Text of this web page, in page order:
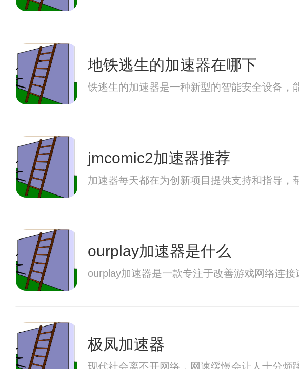
地铁逃生的加速器在哪下
铁逃生的加速器是一种新型的智能安全设备
jmcomic2加速器推荐
加速器每天都在为创新项目提供支持和指导，
ourplay加速器是什么
ourplay加速器是一款专注于改善游戏网络连
极凤加速器
现代社会离不开网络，网速缓慢会让人十分